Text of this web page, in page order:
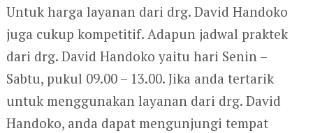
Untuk harga layanan dari drg. David Handoko
juga cukup kompetitif. Adapun jadwal praktek
dari drg. David Handoko yaitu hari Senin –
Sabtu, pukul 09.00 – 13.00. Jika anda tertarik
untuk menggunakan layanan dari drg. David
Handoko, anda dapat mengunjungi tempat